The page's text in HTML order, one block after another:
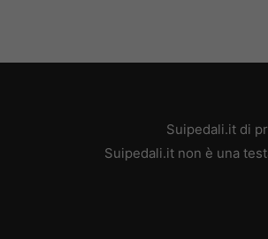
Suipedali.it di
Suipedali.it non è una